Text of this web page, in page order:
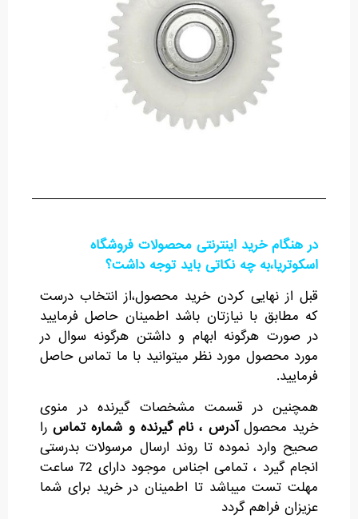
در هنگام خرید اینترنتی محصولات فروشگاه
اسکوتریا،به چه نکاتی باید توجه داشت؟
قبل از نهایی کردن خرید محصول،از انتخاب درست
که مطابق با نیازتان باشد اطمینان حاصل فرمایید
در صورت هرگونه ابهام و داشتن هرگونه سوال در
مورد محصول مورد نظر میتوانید با ما تماس حاصل
فرمایید.
همچنین در قسمت مشخصات گیرنده در منوی
خرید محصول آدرس ، نام گیرنده و شماره تماسرا
صحیح وارد نموده تا روند ارسال مرسولات بدرستی
انجام گیرد ، تمامی اجناس موجود دارای 72 ساعت
مهلت تست میباشد تا اطمینان در خرید برای شما
عزیزان فراهم گردد